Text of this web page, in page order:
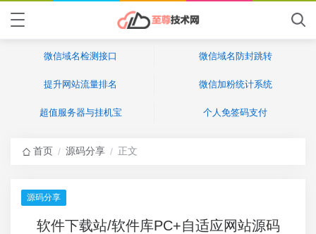
微信域名检测接口 微信域名防封跳转
提升网站流量排名 微信加粉统计系统
超值服务器与挂机宝 个人免签码支付
首页 / 源码分享 / 正文
源码分享
软件下载站/软件库PC+自适应网站源码